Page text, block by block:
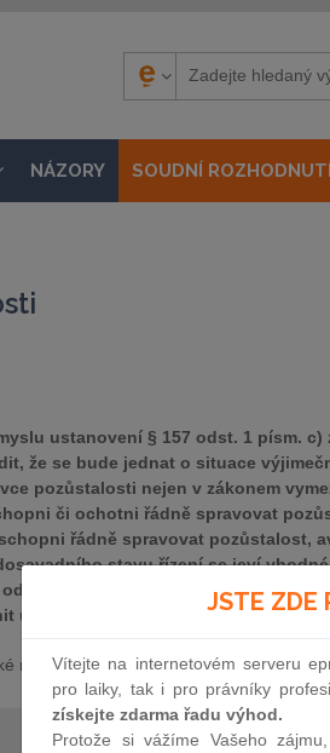
NÁZORY SOUDNÍ ROZHODNUTÍ
ustanovení § 157 odst. 1 písm. c)
že se bude jednat o situace
pozůstalosti nejen v zákonem
či ochotni řádně spravovat
řádně spravovat pozůstalost,
stavu řízení se jeví
od osoby dědice, či v
úkony vyžadující zvláštní znalosti a
republiky č.j. 24 Cdo 2330/2023-271 ze
JSTE ZDE
Vítejte na internetovém serveru
pro laiky, tak i pro právníky
získejte zdarma řadu výhod.
Protože si vážíme Vašeho